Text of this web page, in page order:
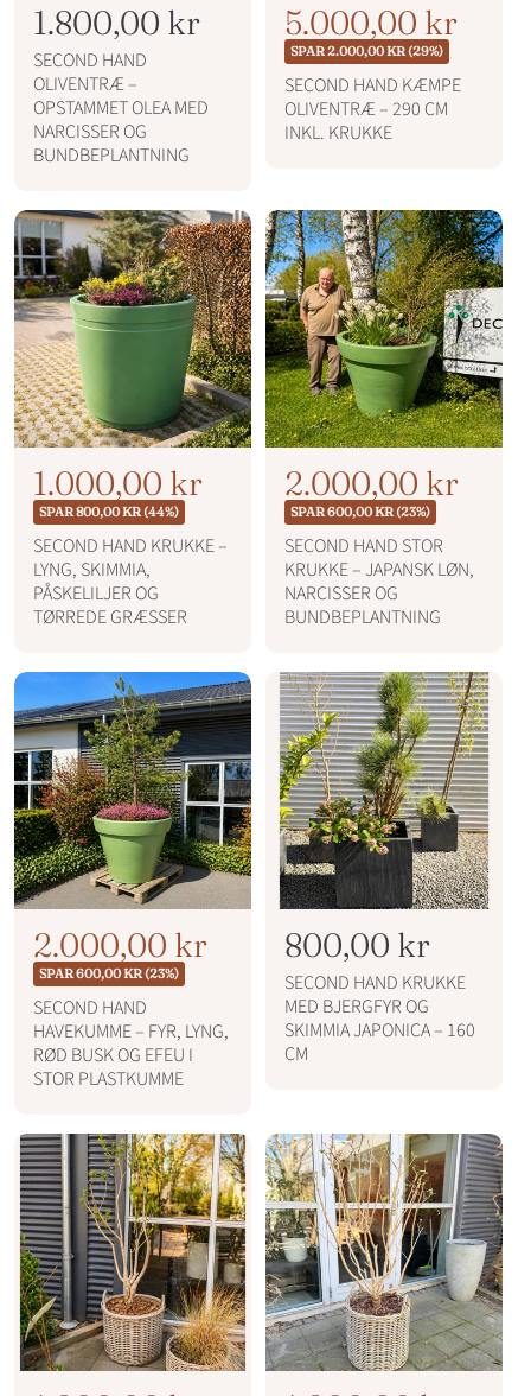
N
o
r
m
a
p
r
i
s
1.800,00 kr
SECOND HAND
OLIVENTRÆ –
OPSTAMMET OLEA MED
NARCISSER OG
BUNDBEPLANTNING
N
o
r
m
a
l
r
i
s
T
i
l
b
s
p
r
i
s
5.000,00 kr
SPAR 2.000,00 KR (29%)
SECOND HAND KÆMPE
OLIVENTRÆ – 290 CM
INKL. KRUKKE
N
o
r
m
a
l
s
T
i
l
b
u
s
p
r
i
s
1.000,00 kr
SPAR 800,00 KR (44%)
SECOND HAND KRUKKE –
LYNG, SKIMMIA,
PÅSKELILJER OG
TØRREDE GRÆSSER
N
o
r
m
a
l
i
s
T
i
l
b
u
s
p
r
i
s
2.000,00 kr
SPAR 600,00 KR (23%)
SECOND HAND STOR
KRUKKE – JAPANSK LØN,
NARCISSER OG
BUNDBEPLANTNING
N
o
r
m
a
l
i
s
T
i
l
b
u
s
p
r
i
s
2.000,00 kr
SPAR 600,00 KR (23%)
SECOND HAND
HAVEKUMME – FYR, LYNG,
RØD BUSK OG EFEU I
STOR PLASTKUMME
N
o
r
m
p
r
i
s
800,00 kr
SECOND HAND KRUKKE
MED BJERGFYR OG
SKIMMIA JAPONICA – 160
CM